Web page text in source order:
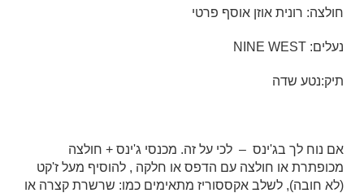
חולצה: רונית אוזן אוסף פרטי
נעלים: NINE WEST
תיק:נטע שדה
אם נוח לך בג'ינס – לכי על זה. מכנסי ג'ינס + חולצה
מכופתרת או חולצה עם הדפס או חלקה , להוסיף מעל ז'קט
(לא חובה), לשלב אקססוריז מתאימים כמו: שרשרת קצרה או